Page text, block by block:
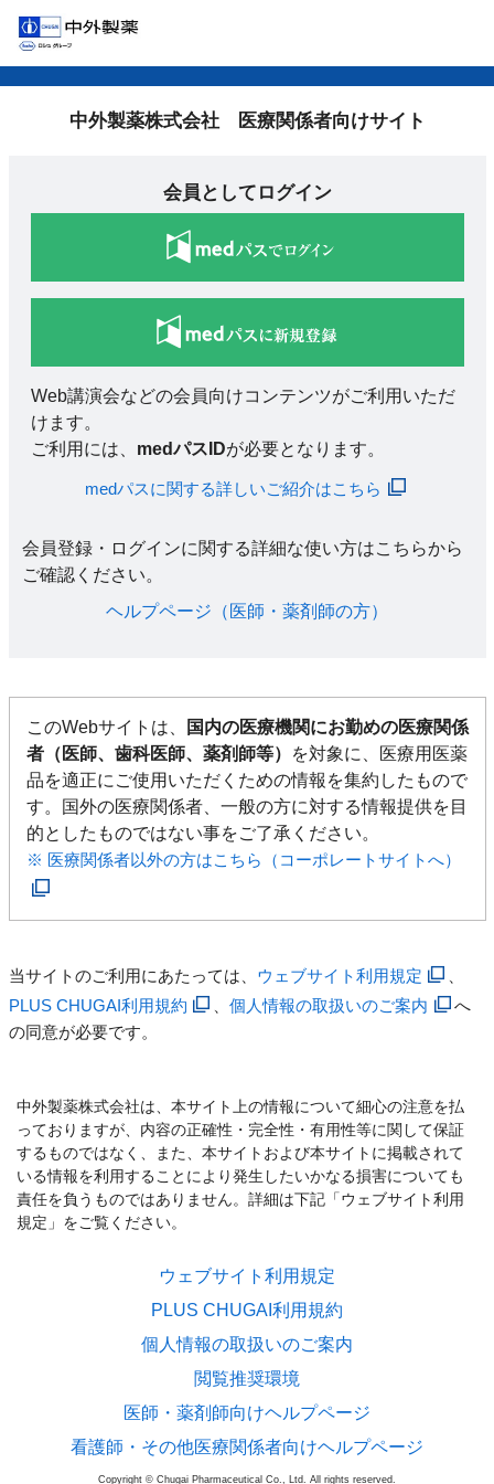
中外製薬株式会社 医療関係者向けサイト
会員としてログイン
Web講演会などの会員向けコンテンツがご利用いただ
けます。
ご利用には、 medパスIDが必要となります。
medパスに関する詳しいご紹介はこちら
会員登録・ログインに関する詳細な使い方はこちらから
ご確認ください。​
ヘルプページ（医師・薬剤師の方）​
このWebサイトは、
国内の医療機関にお勤めの医療関係
者（医師、歯科医師、薬剤師等）
を対象に、医療用医薬
品を適正にご使用いただくための情報を集約したもので
す。国外の医療関係者、一般の方に対する情報提供を目
的としたものではない事をご了承ください。
※ 医療関係者以外の方はこちら（コーポレートサイトへ）
当サイトのご利用にあたっては、 ウェブサイト利用規定
PLUS CHUGAI利用規約
、個人情報の取扱いのご案内
へ
の同意が必要です。
中外製薬株式会社は、本サイト上の情報について細心の注意を払
っておりますが、内容の正確性・完全性・有用性等に関して保証
するものではなく、また、本サイトおよび本サイトに掲載されて
いる情報を利用することにより発生したいかなる損害についても
責任を負うものではありません。詳細は下記「ウェブサイト利用
規定」をご覧ください。
ウェブサイト利用規定
PLUS CHUGAI利用規約
個人情報の取扱いのご案内
閲覧推奨環境
医師・薬剤師向けヘルプページ
看護師・その他医療関係者向けヘルプページ
Copyright © Chugai Pharmaceutical Co., Ltd. All rights reserved.